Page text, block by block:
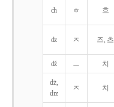
ch ㅎ 흐
dz ㅈ 즈, 츠
dź ㅡ 치
dż,
drz
ㅈ 치